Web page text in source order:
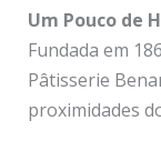
Um Pouco de
Fundada em
Pâtisserie
proximidades